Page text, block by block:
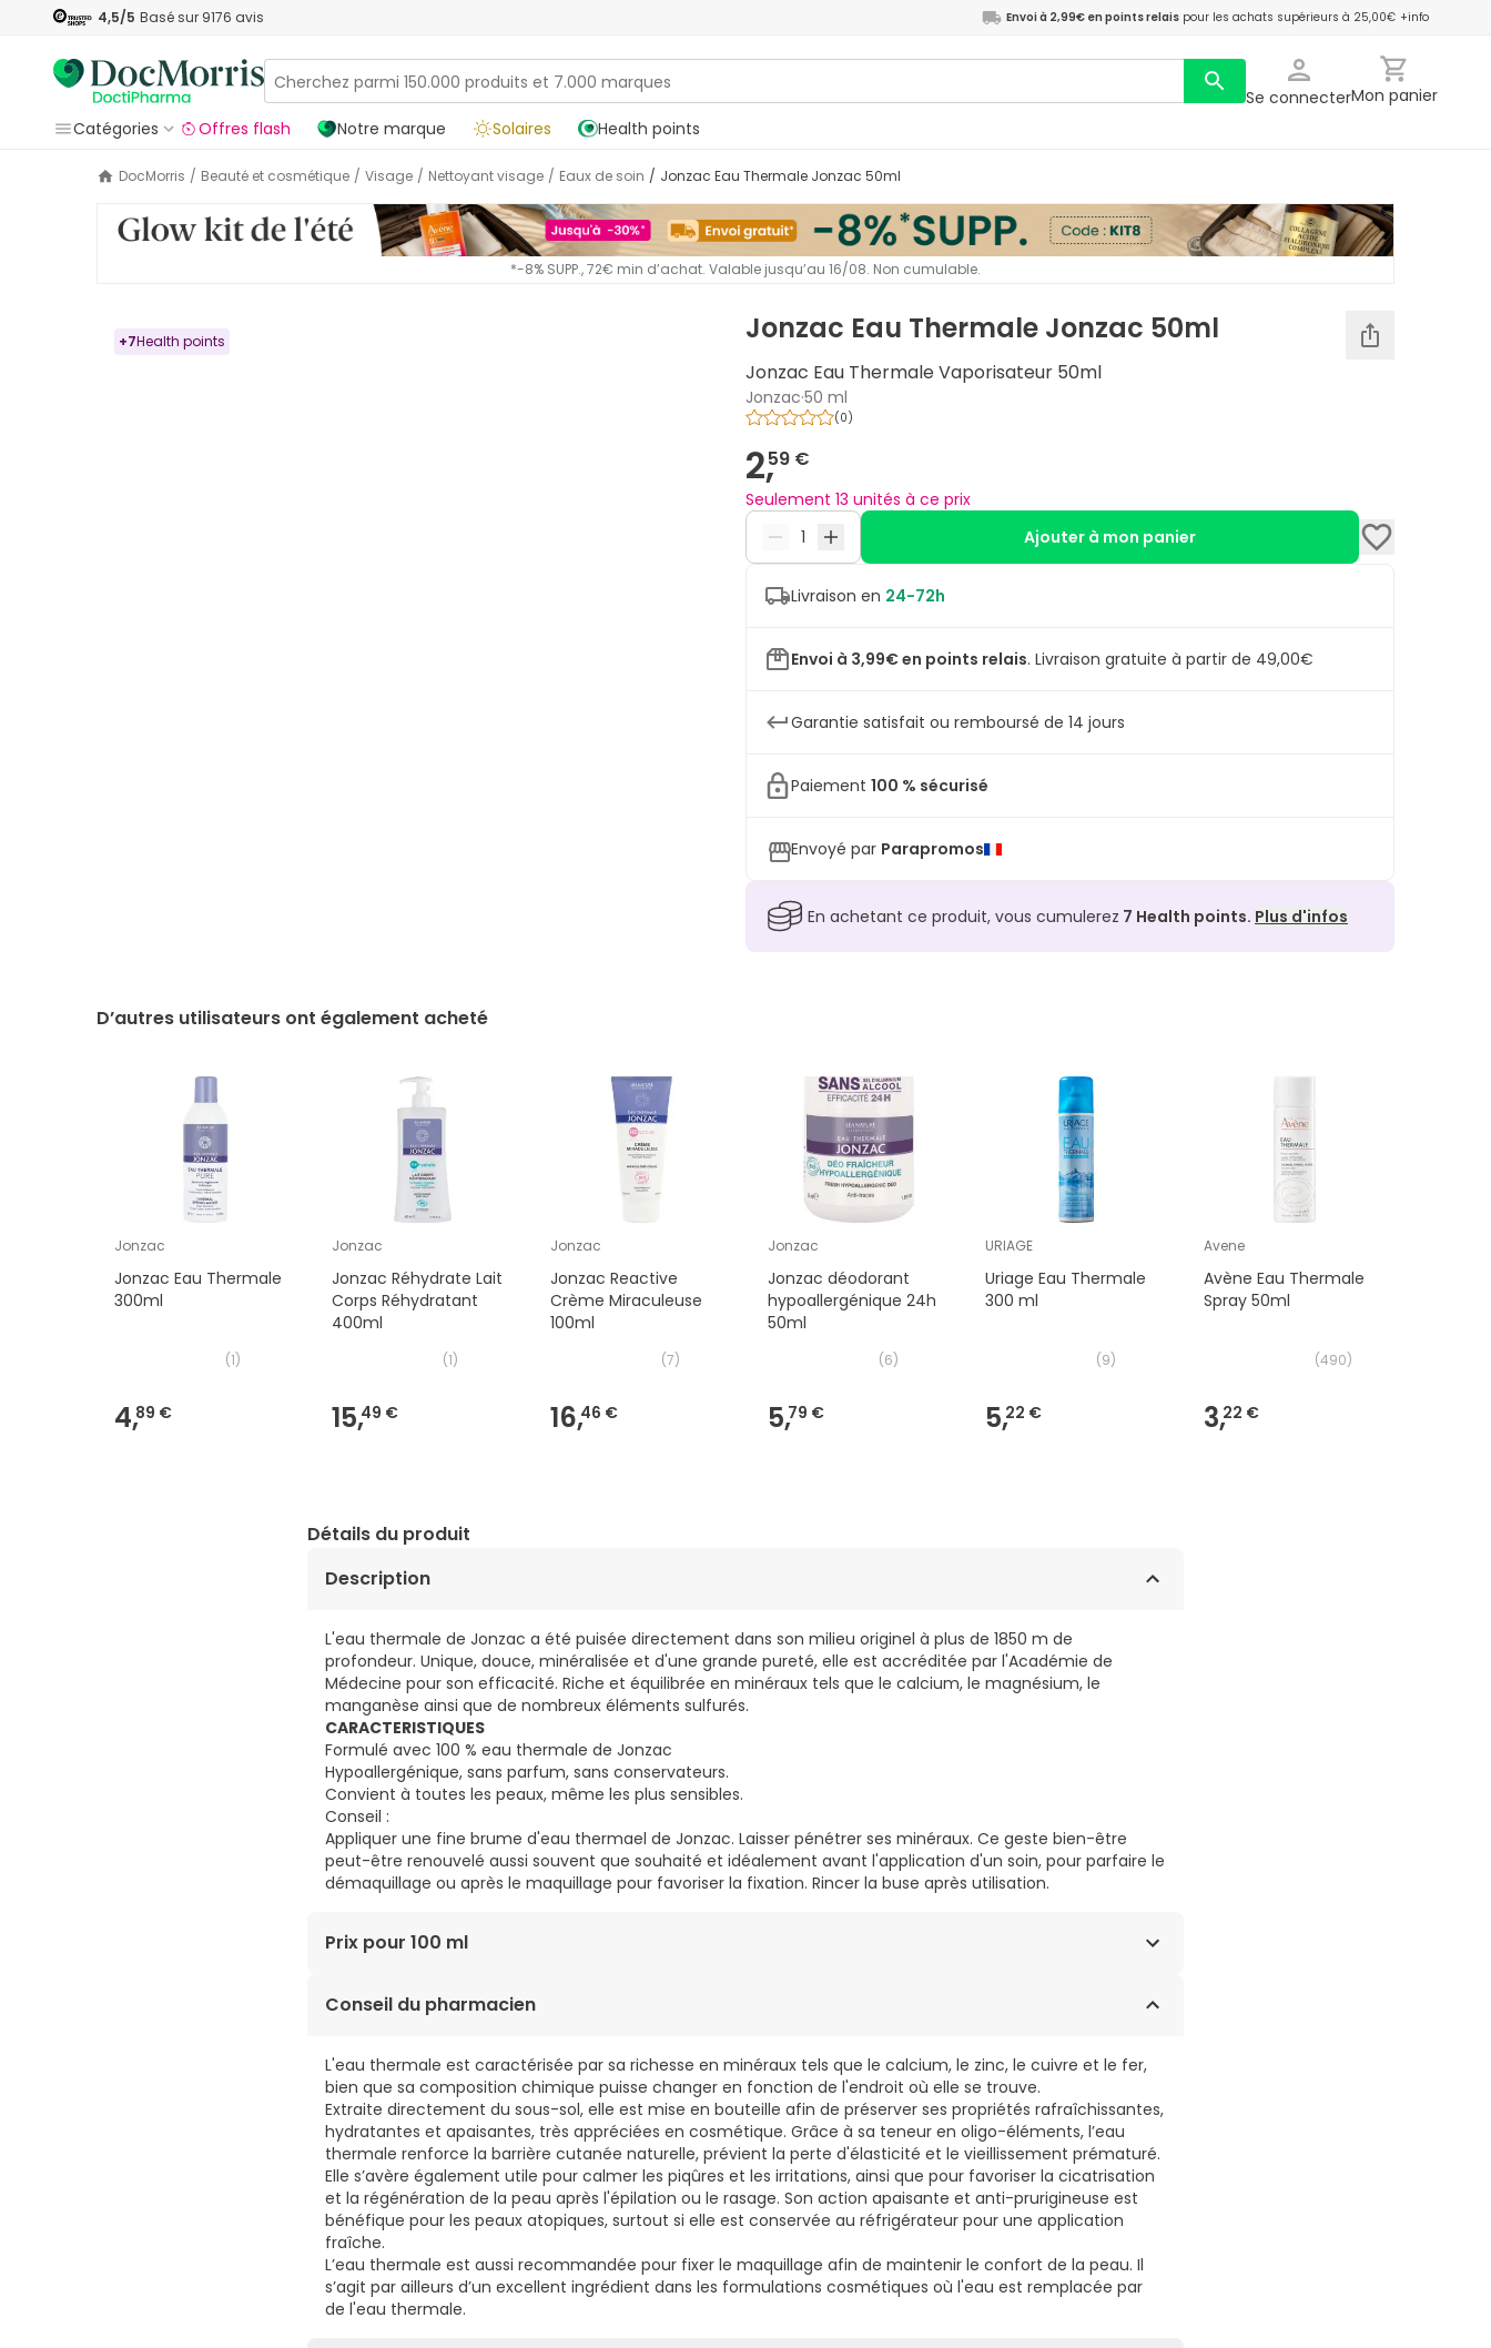
4,5/5 Basé sur 9176 avis Envoi à 2,99€ en points relais pour les achats supérieurs à 25,00€ +info
Se connecterMon panier
Catégories
Offres flash Notre marque Solaires Health points
DocMorris / Beauté et cosmétique / Visage / Nettoyant visage / Eaux de soin / Jonzac Eau Thermale Jonzac 50ml
*-8% SUPP., 72€ min d’achat. Valable jusqu’au 16/08. Non cumulable.
+7Health points Jonzac Eau Thermale Jonzac 50ml
Jonzac Eau Thermale Vaporisateur 50ml
Jonzac·50 ml
(0)
2,59 €
Seulement 13 unités à ce prix
Ajouter à mon panier
Livraison en 24-72h
Envoi à 3,99€ en points relais. Livraison gratuite à partir de 49,00€
Garantie satisfait ou remboursé de 14 jours
Paiement 100 % sécurisé
Envoyé par Parapromos
En achetant ce produit, vous cumulerez 7 Health points. Plus d'infos
D’autres utilisateurs ont également acheté
Jonzac
Jonzac Eau Thermale
300ml
(1)
4,89 €
Jonzac
Jonzac Réhydrate Lait
Corps Réhydratant
400ml
(1)
15,49 €
Jonzac
Jonzac Reactive
Crème Miraculeuse
100ml
(7)
16,46 €
Jonzac
Jonzac déodorant
hypoallergénique 24h
50ml
(6)
5,79 €
URIAGE
Uriage Eau Thermale
300 ml
(9)
5,22 €
Avene
Avène Eau Thermale
Spray 50ml
(490)
3,22 €
Détails du produit
Description
L'eau thermale de Jonzac a été puisée directement dans son milieu originel à plus de 1850 m de
profondeur. Unique, douce, minéralisée et d'une grande pureté, elle est accréditée par l'Académie de
Médecine pour son efficacité. Riche et équilibrée en minéraux tels que le calcium, le magnésium, le
manganèse ainsi que de nombreux éléments sulfurés.
CARACTERISTIQUES
Formulé avec 100 % eau thermale de Jonzac
Hypoallergénique, sans parfum, sans conservateurs.
Convient à toutes les peaux, même les plus sensibles.
Conseil :
Appliquer une fine brume d'eau thermael de Jonzac. Laisser pénétrer ses minéraux. Ce geste bien-être
peut-être renouvelé aussi souvent que souhaité et idéalement avant l'application d'un soin, pour parfaire le
démaquillage ou après le maquillage pour favoriser la fixation. Rincer la buse après utilisation.
Prix pour 100 ml
4,28€ / 100 ml
Conseil du pharmacien
L'eau thermale est caractérisée par sa richesse en minéraux tels que le calcium, le zinc, le cuivre et le fer,
bien que sa composition chimique puisse changer en fonction de l'endroit où elle se trouve.
Extraite directement du sous-sol, elle est mise en bouteille afin de préserver ses propriétés rafraîchissantes,
hydratantes et apaisantes, très appréciées en cosmétique. Grâce à sa teneur en oligo-éléments, l’eau
thermale renforce la barrière cutanée naturelle, prévient la perte d'élasticité et le vieillissement prématuré.
Elle s’avère également utile pour calmer les piqûres et les irritations, ainsi que pour favoriser la cicatrisation
et la régénération de la peau après l'épilation ou le rasage. Son action apaisante et anti-prurigineuse est
bénéfique pour les peaux atopiques, surtout si elle est conservée au réfrigérateur pour une application
fraîche.
L’eau thermale est aussi recommandée pour fixer le maquillage afin de maintenir le confort de la peau. Il
s’agit par ailleurs d’un excellent ingrédient dans les formulations cosmétiques où l'eau est remplacée par
de l'eau thermale.